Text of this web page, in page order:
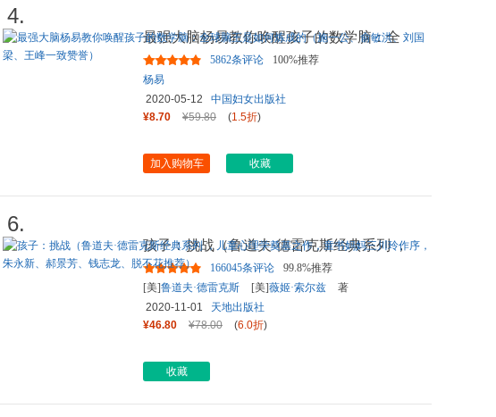
4.
最强大脑杨易教你唤醒孩子的数学脑：全
球脑王是如何炼成的（施一...
5862条评论
100%推荐
杨易
2020-05-12
中国妇女出版社
¥8.70
¥59.80 (1.5折)
加入购物车 收藏
6.
孩子：挑战（鲁道夫·德雷克斯经典系列 ，
儿童心理学奠基之作，童...
166045条评论
99.8%推荐
[美]鲁道夫·德雷克斯 [美]薇姬·索尔兹
著
2020-11-01
天地出版社
¥46.80
¥78.00 (6.0折)
收藏